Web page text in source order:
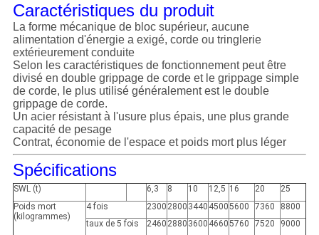
Caractéristiques du produit
La forme mécanique de bloc supérieur, aucune
alimentation d'énergie a exigé, corde ou tringlerie
extérieurement conduite
Selon les caractéristiques de fonctionnement peut être
divisé en double grippage de corde et le grippage simple
de corde, le plus utilisé généralement est le double
grippage de corde.
Un acier résistant à l'usure plus épais, une plus grande
capacité de pesage
Contrat, économie de l'espace et poids mort plus léger
Spécifications
SWL (t) 6,3 8 10 12,5 16 20
25
Poids mort
(kilogrammes)
4 fois 2300 2800 3440 45005600 7360
8800
taux de 5 fois
2460 2880 3600 46605760 7520
9000